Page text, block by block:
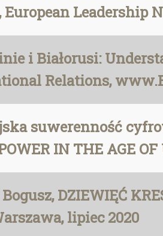
European Leadership
i Białorusi:
Relations,
suwerenność
IN THE AGE
DZIEWIĘĆ
lipiec 2020